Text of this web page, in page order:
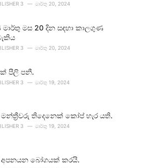
3 මාර්තු 20, 2024
මාර්තු මස 20 දින සඳහා කාලගුණ
3 මාර්තු 20, 2024
පීලි පනී.
3 මාර්තු 19, 2024
තිදෙනෙක් කෝප් හැර යති.
3 මාර්තු 19, 2024
බෝගයක් කරයි.